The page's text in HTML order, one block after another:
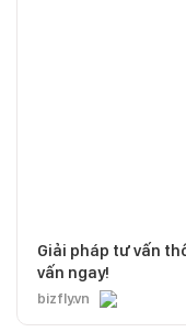
Giải pháp tư vấn
vấn ngay!
bizfly.vn